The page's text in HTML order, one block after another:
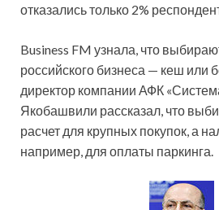
отказались только 2%
Business FM узнала, что
российского бизнеса — кеш или
директор компании АФК
Якобашвили рассказал, что
расчет для крупных покупок, а
например, для оплаты паркинга.